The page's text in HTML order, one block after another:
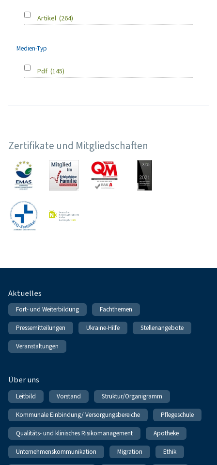
Artikel (264)
Medien-Typ
Pdf (145)
Zertifikate und Mitgliedschaften
Fußnavigation
Aktuelles
Fort- und Weiterbildung Fachthemen
Pressemitteilungen Ukraine-Hilfe Stellenangebote
Veranstaltungen
Über uns
Leitbild Vorstand Struktur/Organigramm
Kommunale Einbindung/ Versorgungsbereiche Pflegeschule
Qualitäts- und klinisches Risikomanagement Apotheke
Unternehmenskommunikation Migration Ethik